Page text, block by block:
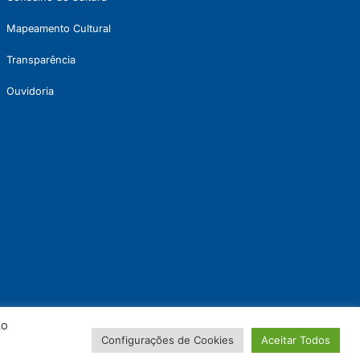
Mapeamento Cultural
Transparência
Ouvidoria
Configurações de Cookies Aceitar Todos